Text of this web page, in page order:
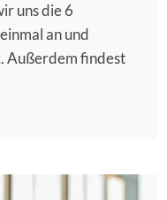
uns die 6
an und
Außerdem findest